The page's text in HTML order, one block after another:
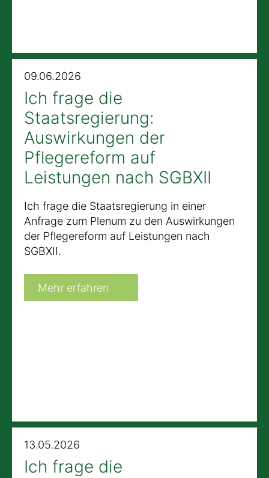
09.06.2026
Ich frage die
Staatsregierung:
Auswirkungen der
Pflegereform auf
Leistungen nach SGBXII
Ich frage die Staatsregierung in einer
Anfrage zum Plenum zu den Auswirkungen
der Pflegereform auf Leistungen nach
SGBXII.
Mehr erfahren
13.05.2026
Ich frage die